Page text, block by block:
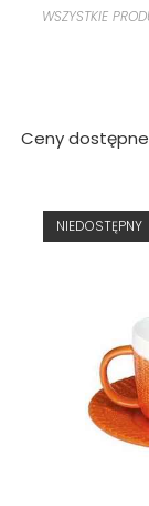
WSZYSTKIE
Ceny
NIEDOSTĘPNY